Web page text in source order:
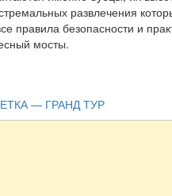
развлечения
правила безопасности и
мосты.
— ГРАНД ТУР